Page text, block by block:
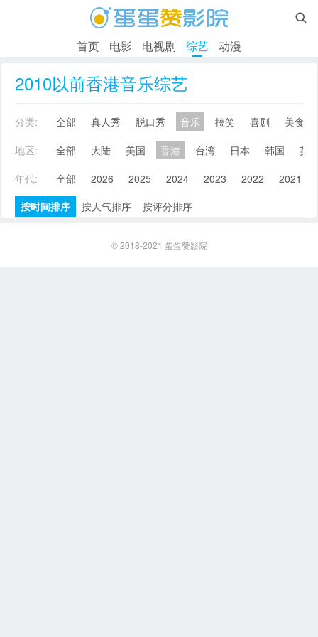

首页 电影 电视剧 综艺 动漫
2010以前香港音乐综艺
分类: 全部 真人秀 脱口秀 音乐 搞笑 喜剧
美食
地区:
全部 大陆 美国 香港 台湾 日本 韩国
英
年代:
全部 2026 2025 2024 2023 2022 2021
按时间排序
按人气排序 按评分排序
© 2018-2021 蛋蛋赞影院